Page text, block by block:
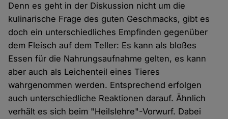
Denn es geht in der Diskussion nicht um die
kulinarische Frage des guten Geschmacks, gibt es
doch ein unterschiedliches Empfinden gegenüber
dem Fleisch auf dem Teller: Es kann als bloßes
Essen für die Nahrungsaufnahme gelten, es kann
aber auch als Leichenteil eines Tieres
wahrgenommen werden. Entsprechend erfolgen
auch unterschiedliche Reaktionen darauf. Ähnlich
verhält es sich beim "Heilslehre"-Vorwurf. Dabei